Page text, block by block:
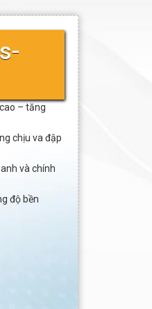
– tăng
chịu va đập
và chính
độ bền